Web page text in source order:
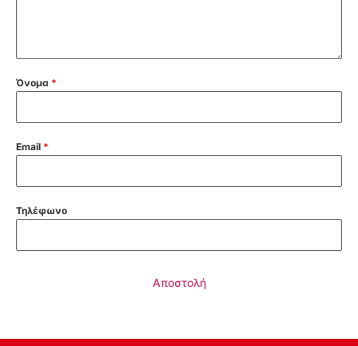
Όνομα *
Email *
Τηλέφωνο
Αποστολή